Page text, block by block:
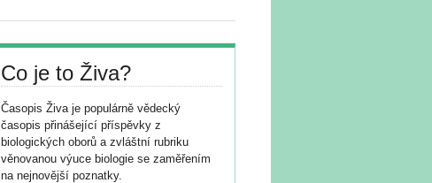
Co je to Živa?
Časopis Živa je populárně vědecký
časopis přinášející příspěvky z
biologických oborů a zvláštní rubriku
věnovanou výuce biologie se zaměřením
na nejnovější poznatky.